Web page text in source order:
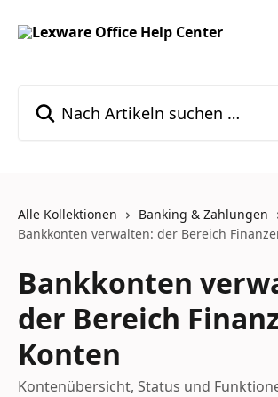
Alle Kollektionen Banking & Zahlungen
Bankkonten verwalten: der Bereich
Bankkonten
der Bereich
Konten
Kontenübersicht, Status und